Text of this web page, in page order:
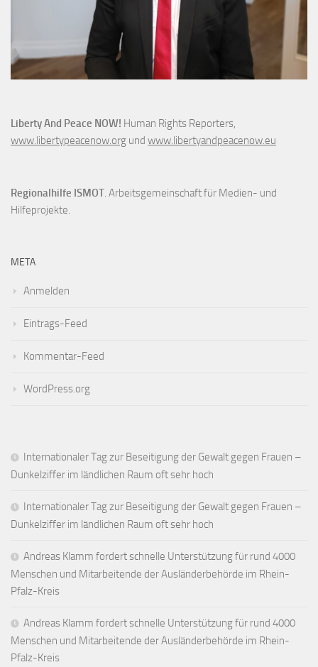
Liberty And Peace NOW! Human Rights Reporters,
www.libertypeacenow.org und www.libertyandpeacenow.eu
Regionalhilfe ISMOT . Arbeitsgemeinschaft für Medien- und
Hilfeprojekte.
META
Anmelden
Eintrags-Feed
Kommentar-Feed
WordPress.org
Internationaler Tag zur Beseitigung der Gewalt gegen Frauen –
Dunkelziffer im ländlichen Raum oft sehr hoch
Internationaler Tag zur Beseitigung der Gewalt gegen Frauen –
Dunkelziffer im ländlichen Raum oft sehr hoch
Andreas Klamm fordert schnelle Unterstützung für rund 4000
Menschen und Mitarbeitende der Ausländerbehörde im Rhein-
Pfalz-Kreis
Andreas Klamm fordert schnelle Unterstützung für rund 4000
Menschen und Mitarbeitende der Ausländerbehörde im Rhein-
Pfalz-Kreis